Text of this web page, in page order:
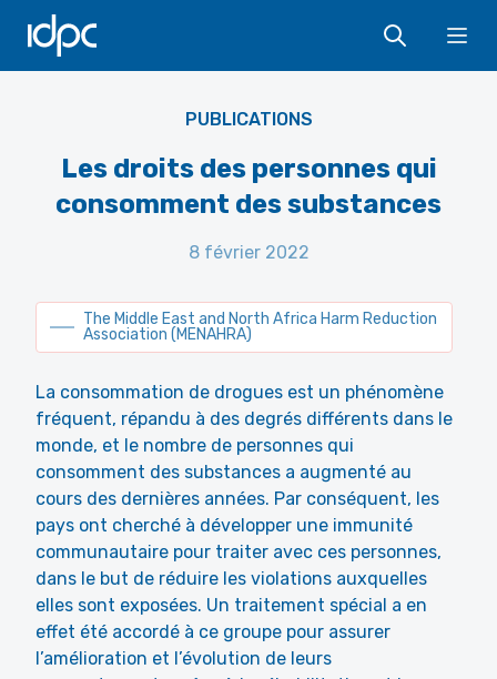
IDPC
PUBLICATIONS
Les droits des personnes qui
consomment des substances
8 février 2022
The Middle East and North Africa Harm Reduction
Association (MENAHRA)
La consommation de drogues est un phénomène
fréquent, répandu à des degrés différents dans le
monde, et le nombre de personnes qui
consomment des substances a augmenté au
cours des dernières années. Par conséquent, les
pays ont cherché à développer une immunité
communautaire pour traiter avec ces personnes,
dans le but de réduire les violations auxquelles
elles sont exposées. Un traitement spécial a en
effet été accordé à ce groupe pour assurer
l’amélioration et l’évolution de leurs